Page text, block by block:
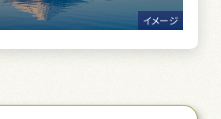
イメージ